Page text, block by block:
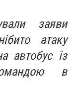
заяви
атаку
автобус із
в